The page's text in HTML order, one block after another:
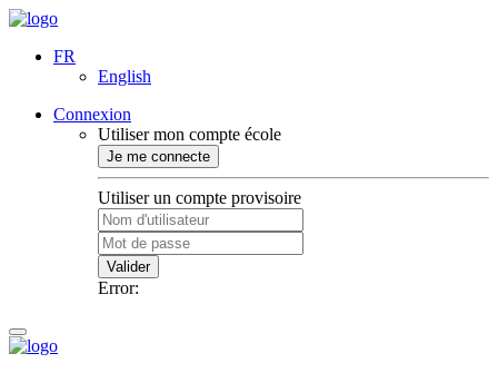
FR
English
Connexion
Utiliser mon compte école
Je me connecte
Utiliser un compte provisoire
Valider
Error: